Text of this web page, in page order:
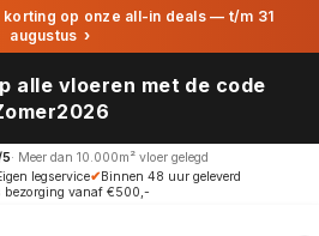
op onze all-in deals — t/m 31
augustus ›
alle vloeren met de code
· Meer dan 10.000m² vloer gelegd
legservice✔Binnen 48 uur geleverd
bezorging vanaf €500,-